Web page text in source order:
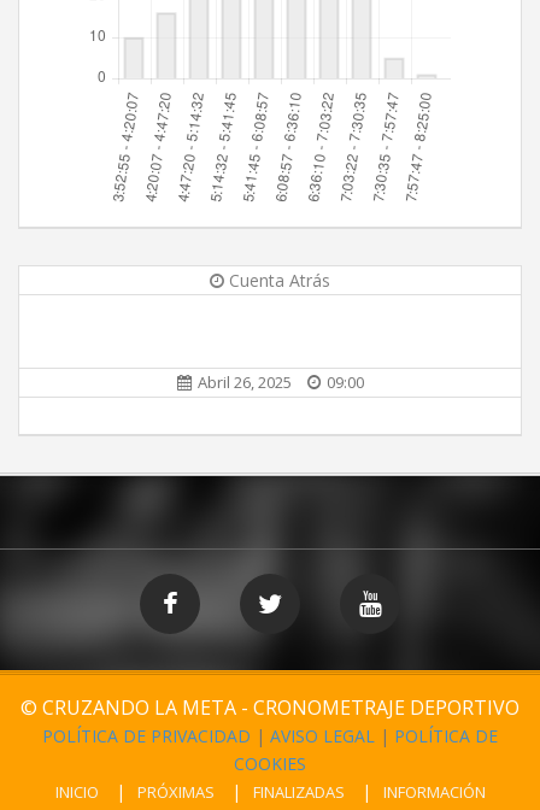
Cuenta Atrás
Abril 26, 2025 09:00
© CRUZANDO LA META - CRONOMETRAJE DEPORTIVO
POLÍTICA DE PRIVACIDAD | AVISO LEGAL | POLÍTICA DE
COOKIES
INICIO PRÓXIMAS FINALIZADAS INFORMACIÓN